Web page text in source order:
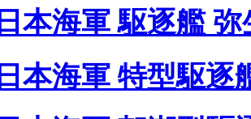
日本海軍 駆逐艦 弥
日本海軍 特型駆逐